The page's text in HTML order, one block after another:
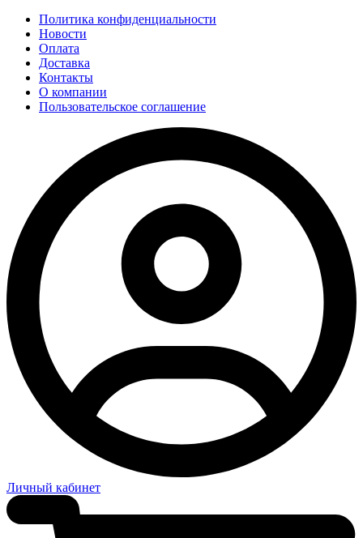
Политика конфиденциальности
Новости
Оплата
Доставка
Контакты
О компании
Пользовательское соглашение
Личный кабинет